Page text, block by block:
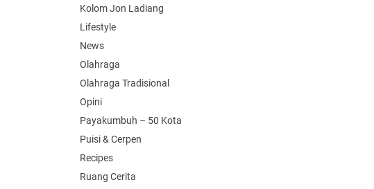
Kolom Jon Ladiang
Lifestyle
News
Olahraga
Olahraga Tradisional
Opini
Payakumbuh – 50 Kota
Puisi & Cerpen
Recipes
Ruang Cerita